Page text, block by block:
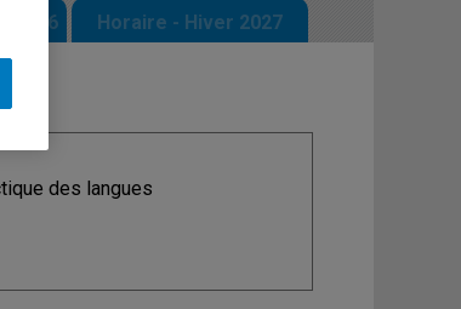
2026 Horaire - Hiver 2027
des langues